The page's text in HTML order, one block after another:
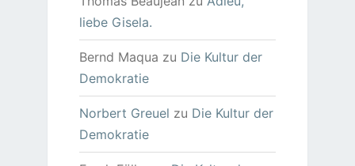
liebe Gisela.
Bernd Maqua zu Die Kultur der
Demokratie
Norbert Greuel zu Die Kultur der
Demokratie